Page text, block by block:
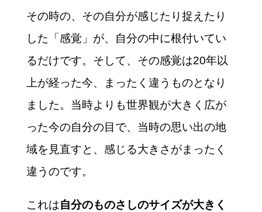
その時の、その自分が感じたり捉えたり
した「感覚」が、自分の中に根付いてい
るだけです。そして、その感覚は20年以
上が経った今、まったく違うものとなり
ました。当時よりも世界観が大きく広が
った今の自分の目で、当時の思い出の地
域を見直すと、感じる大きさがまったく
違うのです。
これは自分のものさしのサイズが大きく